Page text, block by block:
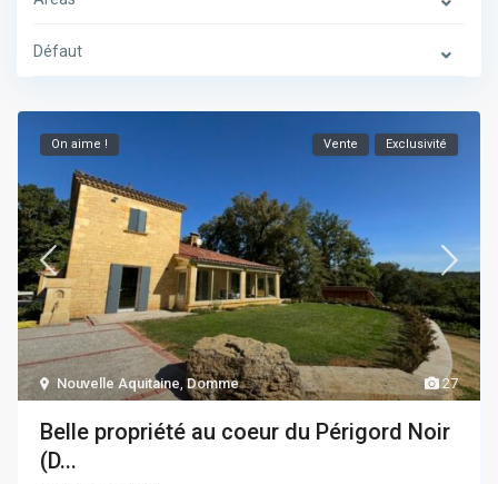
Défaut
27
Nouvelle Aquitaine ,Domme
On aime ! Vente Exclusivité
Belle propriété au coeur du Périgord Noir
(D...